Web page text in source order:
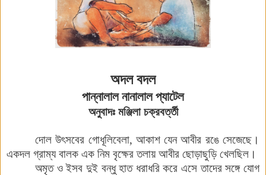
অদল বদল
পান্নালাল নানালাল প্যাটেল
অনুবাদঃ মঞ্জিলা চক্রবর্ত্তী
দোল উৎসবের গোধূলিবেলা, আকাশ যেন আবীর রঙে সেজেছে ।
একদল গ্রাম্য বালক এক নিম বৃক্ষের তলায় আবীর ছোড়াছুড়ি খেলছিল ।
অমৃত ও ইসব দুই বন্ধু হাত ধরাধরি করে এসে তাদের সঙ্গে যোগ